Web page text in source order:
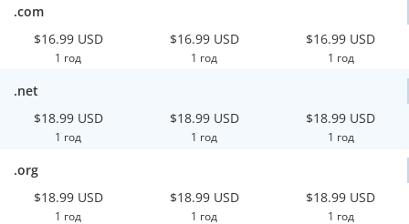
.com
$16.99 USD
1 год
$16.99 USD
1 год
$16.99 USD
1 год
.net
$18.99 USD
1 год
$18.99 USD
1 год
$18.99 USD
1 год
.org
$18.99 USD
1 год
$18.99 USD
1 год
$18.99 USD
1 год